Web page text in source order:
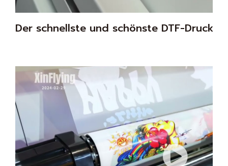
Der schnellste und schönste DTF-Drucker